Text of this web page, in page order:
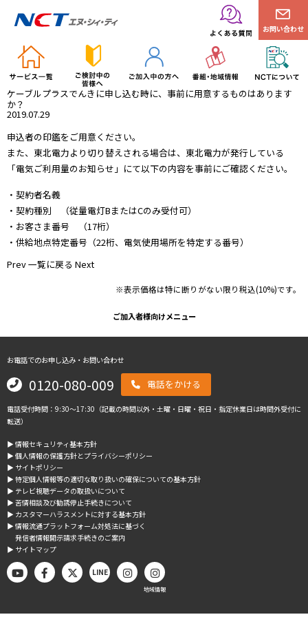
お問い合わせ
ケーブルプラスでんきに申し込む時に、事前に用意するものはあります
か？
2019.07.29
申込者の印鑑をご用意ください。
また、東北電力より切り替えされる場合は、東北電力が発行している
「電気ご利用量のお知らせ」にて以下の内容を事前にご確認ください。
・契約者名義
・契約種別 （従量電灯BまたはCのみ受付可）
・お客さま番号 （17桁）
・供給地点特定番号（22桁、電気使用場所を特定する番号）
Prev一覧に戻る Next
※表示価格は特に断りがない限り税込(10%)です。
ご加入者様向けメニュー
お電話でのお申し込み・お問い合わせ
0120-080-009 電話をかける
電話受付時間：9:30～17:30（記載の時間以外・土曜・日曜・祝日・指定休業日は時間外受付に
転送）
▶︎ 情報セキュリティ基本方針
▶︎ 個人情報の保護方針とプライバシーポリシー
▶︎ サイトポリシー
▶︎ 特定個人情報等の適切な取り扱いの確保についての基本方針
▶︎ テレビ視聴データの取扱いについて
▶︎ 苦情相談及び勧誘停止手続きについて
▶︎ カスタマーハラスメントに対する基本方針
▶︎ 情報流通プラットフォーム対処法に基づく
発信者情報開示請求手続きのご案内
▶︎ サイトマップ
LINE
地域情報